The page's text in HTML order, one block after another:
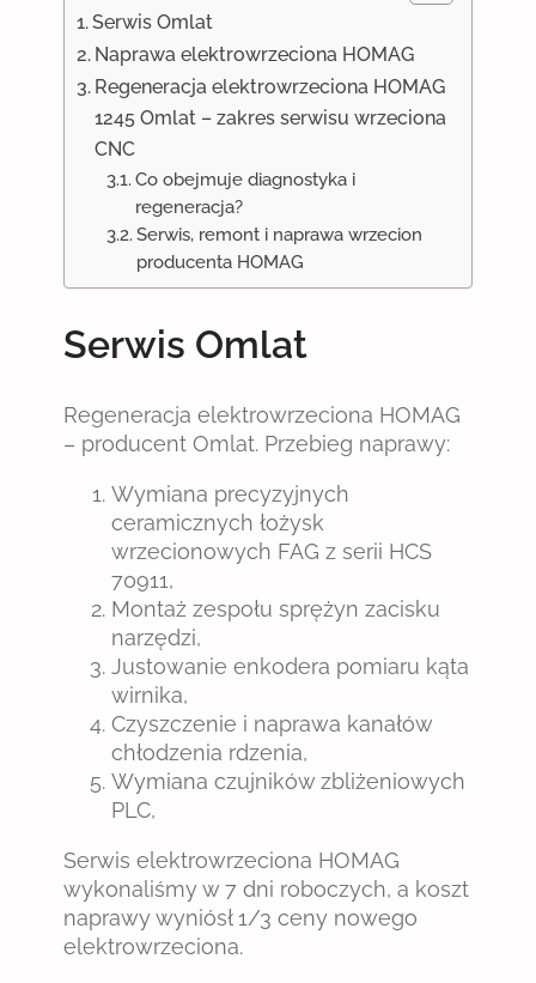
Serwis Omlat
Naprawa elektrowrzeciona HOMAG
Regeneracja elektrowrzeciona HOMAG
1245 Omlat – zakres serwisu wrzeciona
CNC
Co obejmuje diagnostyka i
regeneracja?
Serwis, remont i naprawa wrzecion
producenta HOMAG
Serwis Omlat
Regeneracja elektrowrzeciona HOMAG
– producent Omlat. Przebieg naprawy:
Wymiana precyzyjnych
ceramicznych łożysk
wrzecionowych FAG z serii HCS
70911,
Montaż zespołu sprężyn zacisku
narzędzi,
Justowanie enkodera pomiaru kąta
wirnika,
Czyszczenie i naprawa kanałów
chłodzenia rdzenia,
Wymiana czujników zbliżeniowych
PLC,
Serwis elektrowrzeciona HOMAG
wykonaliśmy w 7 dni roboczych, a koszt
naprawy wyniósł 1/3 ceny nowego
elektrowrzeciona.